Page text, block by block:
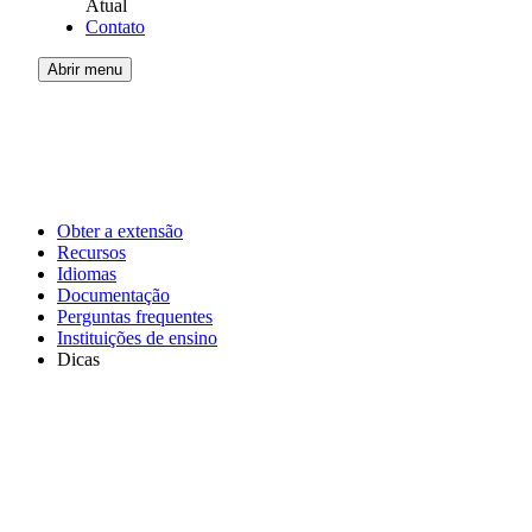
Atual
Contato
Abrir menu
Obter a extensão
Recursos
Idiomas
Documentação
Perguntas frequentes
Instituições de ensino
Dicas